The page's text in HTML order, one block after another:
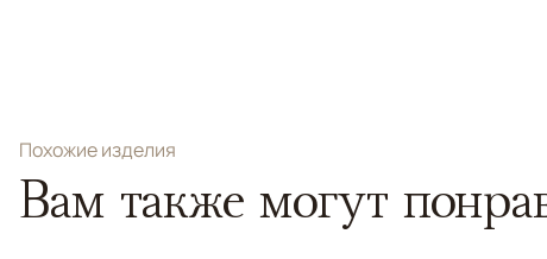
Похожие изделия
Вам также могут